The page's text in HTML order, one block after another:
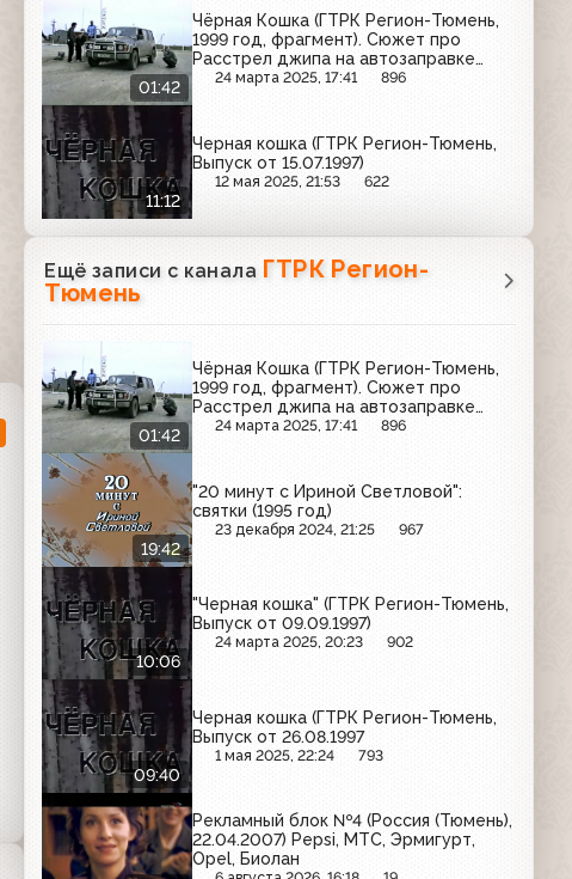
01:42
Чёрная Кошка (ГТРК Регион-Тюмень,
1999 год, фрагмент). Сюжет про
Расстрел джипа на автозаправке
Лукойл.
24 марта 2025, 17:41 896
11:12
Черная кошка (ГТРК Регион-Тюмень,
Выпуск от 15.07.1997)
12 мая 2025, 21:53 622
Ещё записи с канала ГТРК Регион-
Тюмень
01:42
Чёрная Кошка (ГТРК Регион-Тюмень,
1999 год, фрагмент). Сюжет про
Расстрел джипа на автозаправке
Лукойл.
24 марта 2025, 17:41 896
19:42
"20 минут с Ириной Светловой":
святки (1995 год)
23 декабря 2024, 21:25 967
10:06
"Черная кошка" (ГТРК Регион-Тюмень,
Выпуск от 09.09.1997)
24 марта 2025, 20:23 902
09:40
Черная кошка (ГТРК Регион-Тюмень,
Выпуск от 26.08.1997
1 мая 2025, 22:24 793
Рекламный блок №4 (Россия (Тюмень),
22.04.2007) Pepsi, МТС, Эрмигурт,
Opel, Биолан